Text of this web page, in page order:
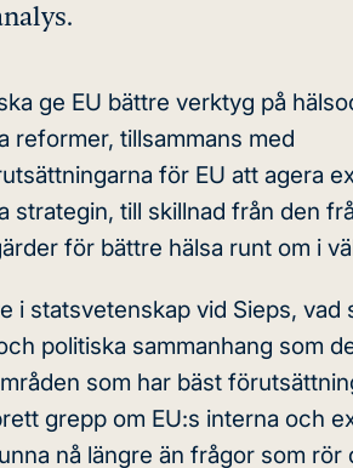
ge EU bättre verktyg på
reformer, tillsammans med
för EU att agera
strategin, till skillnad från den
för bättre hälsa runt om i
i statsvetenskap vid Sieps, vad
politiska sammanhang som
som har bäst
grepp om EU:s interna och
nå längre än frågor som rör